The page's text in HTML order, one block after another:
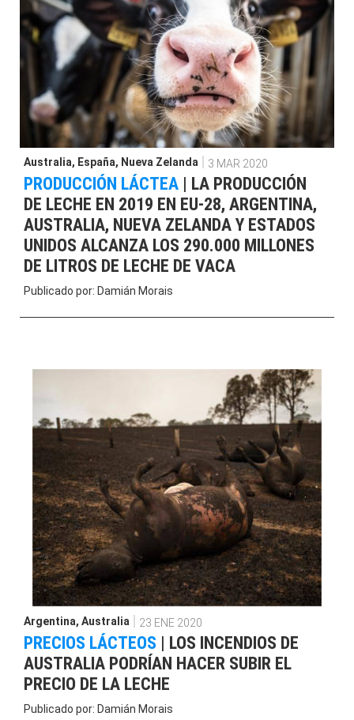
Australia, España, Nueva Zelanda 3 MAR 2020
PRODUCCIÓN LÁCTEA | LA PRODUCCIÓN
DE LECHE EN 2019 EN EU-28, ARGENTINA,
AUSTRALIA, NUEVA ZELANDA Y ESTADOS
UNIDOS ALCANZA LOS 290.000 MILLONES
DE LITROS DE LECHE DE VACA
Publicado por: Damián Morais
Argentina, Australia 23 ENE 2020
PRECIOS LÁCTEOS | LOS INCENDIOS DE
AUSTRALIA PODRÍAN HACER SUBIR EL
PRECIO DE LA LECHE
Publicado por: Damián Morais